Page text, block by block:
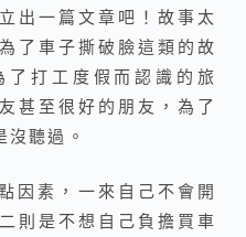
出一篇文章吧！故事太
了車子撕破臉這類的故
打工度假而認識的旅
甚至很好的朋友，為了
聽過。
因素，一來自己不會開
則是不想自己負擔買車